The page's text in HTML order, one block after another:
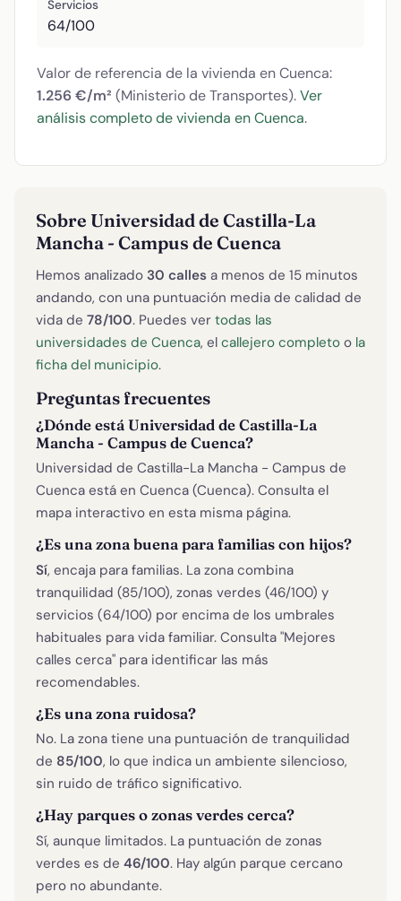
Servicios
64/100
Valor de referencia de la vivienda en Cuenca:
1.256 €/m² (Ministerio de Transportes).Ver
análisis completo de vivienda en Cuenca.
Sobre Universidad de Castilla-La
Mancha - Campus de Cuenca
Hemos analizado 30 calles a menos de 15 minutos
andando, con una puntuación media de calidad de
vida de 78/100. Puedes ver todas las
universidades de Cuenca, el callejero completo o la
ficha del municipio.
Preguntas frecuentes
¿Dónde está Universidad de Castilla-La
Mancha - Campus de Cuenca?
Universidad de Castilla-La Mancha - Campus de
Cuenca está en Cuenca (Cuenca). Consulta el
mapa interactivo en esta misma página.
¿Es una zona buena para familias con hijos?
Sí, encaja para familias. La zona combina
tranquilidad (85/100), zonas verdes (46/100) y
servicios (64/100) por encima de los umbrales
habituales para vida familiar. Consulta "Mejores
calles cerca" para identificar las más
recomendables.
¿Es una zona ruidosa?
No. La zona tiene una puntuación de tranquilidad
de 85/100, lo que indica un ambiente silencioso,
sin ruido de tráfico significativo.
¿Hay parques o zonas verdes cerca?
Sí, aunque limitados. La puntuación de zonas
verdes es de 46/100. Hay algún parque cercano
pero no abundante.